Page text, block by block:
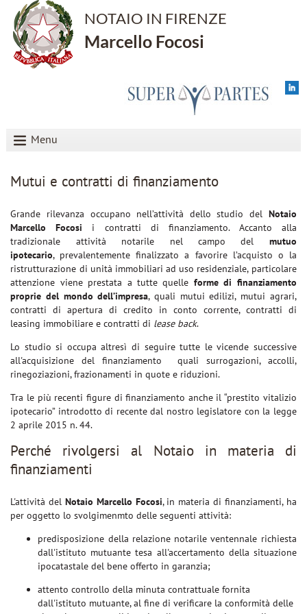
NOTAIO IN FIRENZE
Marcello Focosi
Menu
Mutui e contratti di finanziamento
Grande rilevanza occupano nell’attività dello studio del Notaio
Marcello Focosi i contratti di finanziamento. Accanto alla
tradizionale attività notarile nel campo del mutuo
ipotecario, prevalentemente finalizzato a favorire l’acquisto o la
ristrutturazione di unità immobiliari ad uso residenziale, particolare
attenzione viene prestata a tutte quelle forme di finanziamento
proprie del mondo dell’impresa, quali mutui edilizi, mutui agrari,
contratti di apertura di credito in conto corrente, contratti di
leasing immobiliare e contratti di lease back.
Lo studio si occupa altresì di seguire tutte le vicende successive
all'acquisizione del finanziamento quali surrogazioni, accolli,
rinegoziazioni, frazionamenti in quote e riduzioni.
Tra le più recenti figure di finanziamento anche il “prestito vitalizio
ipotecario” introdotto di recente dal nostro legislatore con la legge
2 aprile 2015 n. 44.
Perché rivolgersi al Notaio in materia di
finanziamenti
L'attività delNotaio Marcello Focosi, in materia di finanziamenti, ha
per oggetto lo svolgimenmto delle seguenti attività:
predisposizione della relazione notarile ventennale richiesta
dall'istituto mutuante tesa all'accertamento della situazione
ipocatastale del bene offerto in garanzia;
attento controllo della minuta contrattuale fornita
dall'istituto mutuante, al fine di verificare la conformità delle